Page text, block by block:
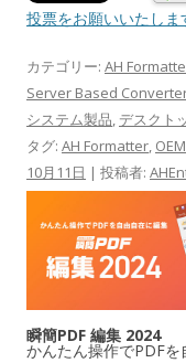
投票をお願いいたしま
カテゴリー: AH
Server Based
システム製品, デスクト
タグ: AH Formatter, OEM
10月11日 | 投稿者:
瞬簡PDF 編集 2024
かんたん操作でPDF